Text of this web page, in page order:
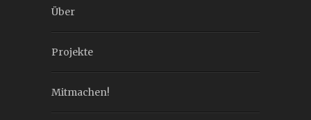
Über
Projekte
Mitmachen!